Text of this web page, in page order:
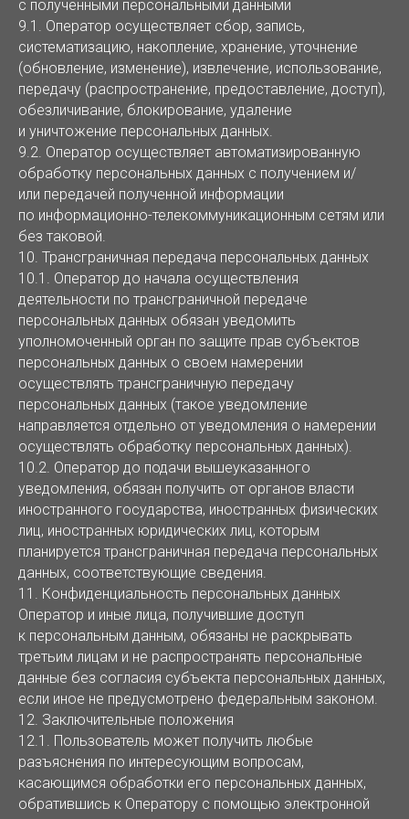
с полученными персональными данными
9.1. Оператор осуществляет сбор, запись,
систематизацию, накопление, хранение, уточнение
(обновление, изменение), извлечение, использование,
передачу (распространение, предоставление, доступ),
обезличивание, блокирование, удаление
и уничтожение персональных данных.
9.2. Оператор осуществляет автоматизированную
обработку персональных данных с получением и/
или передачей полученной информации
по информационно-телекоммуникационным сетям или
без таковой.
10. Трансграничная передача персональных данных
10.1. Оператор до начала осуществления
деятельности по трансграничной передаче
персональных данных обязан уведомить
уполномоченный орган по защите прав субъектов
персональных данных о своем намерении
осуществлять трансграничную передачу
персональных данных (такое уведомление
направляется отдельно от уведомления о намерении
осуществлять обработку персональных данных).
10.2. Оператор до подачи вышеуказанного
уведомления, обязан получить от органов власти
иностранного государства, иностранных физических
лиц, иностранных юридических лиц, которым
планируется трансграничная передача персональных
данных, соответствующие сведения.
11. Конфиденциальность персональных данных
Оператор и иные лица, получившие доступ
к персональным данным, обязаны не раскрывать
третьим лицам и не распространять персональные
данные без согласия субъекта персональных данных,
если иное не предусмотрено федеральным законом.
12. Заключительные положения
12.1. Пользователь может получить любые
разъяснения по интересующим вопросам,
касающимся обработки его персональных данных,
обратившись к Оператору с помощью электронной